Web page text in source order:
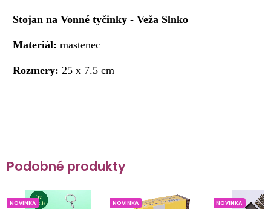
Stojan na Vonné tyčinky - Veža Slnko
Materiál:mastenec
Rozmery: 25 x 7.5 cm
Podobné produkty
NOVINKA
NOVINKA
NOVINKA